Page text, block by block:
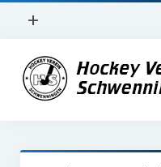
Menü
+
Impressum
Datenschutz
Verein